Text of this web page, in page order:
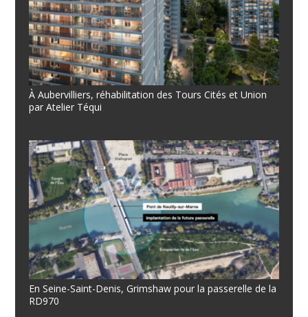
À Aubervilliers, réhabilitation des Tours Cités et Union
par Atelier Téqui
En Seine-Saint-Denis, Grimshaw pour la passerelle de la
RD970